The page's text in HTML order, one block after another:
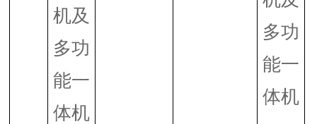
机及
多功
能一
体机
多功
能一
体机